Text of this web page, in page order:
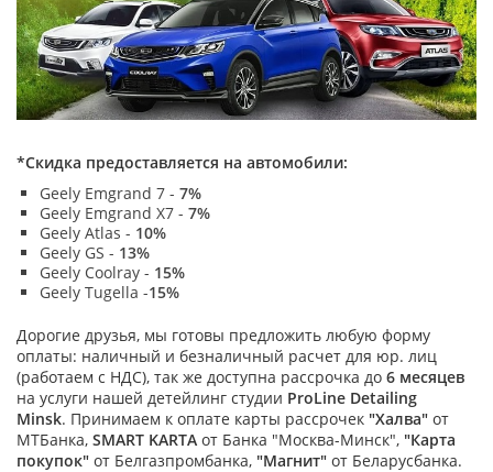
*Скидка предоставляется на автомобили:
Geely Emgrand 7 - 7%
Geely Emgrand X7 - 7%
Geely Atlas - 10%
Geely GS - 13%
Geely Сoolray - 15%
Geely Tugella -15%
Дорогие друзья, мы готовы предложить любую форму
оплаты: наличный и безналичный расчет для юр. лиц
(работаем с НДС), так же доступна рассрочка до 6 месяцев
на услуги нашей детейлинг студии ProLine Detailing
Minsk. Принимаем к оплате карты рассрочек "Халва" от
МТБанка, SMART KARTA от Банка "Москва-Минск", "Карта
покупок" от Белгазпромбанка, "Магнит" от Беларусбанка.